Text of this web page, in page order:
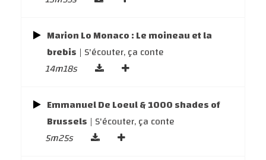
Marion Lo Monaco : Le moineau et la
brebis | S'écouter, ça conte
14m18s
Emmanuel De Loeul & 1000 shades of
Brussels | S'écouter, ça conte
5m25s